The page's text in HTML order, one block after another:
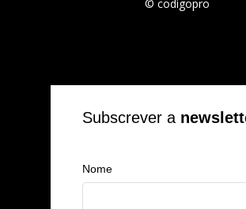
© codigopro
Subscrever a
Nome